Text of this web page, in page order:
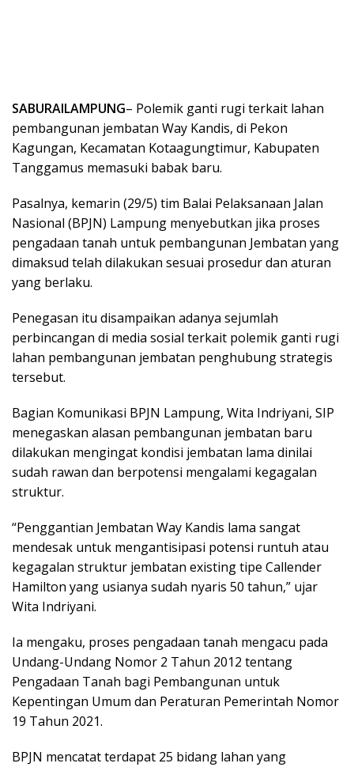
SABURAILAMPUNG– Polemik ganti rugi terkait lahan
pembangunan jembatan Way Kandis, di Pekon
Kagungan, Kecamatan Kotaagungtimur, Kabupaten
Tanggamus memasuki babak baru.
Pasalnya, kemarin (29/5) tim Balai Pelaksanaan Jalan
Nasional (BPJN) Lampung menyebutkan jika proses
pengadaan tanah untuk pembangunan Jembatan yang
dimaksud telah dilakukan sesuai prosedur dan aturan
yang berlaku.
Penegasan itu disampaikan adanya sejumlah
perbincangan di media sosial terkait polemik ganti rugi
lahan pembangunan jembatan penghubung strategis
tersebut.
Bagian Komunikasi BPJN Lampung, Wita Indriyani, SIP
menegaskan alasan pembangunan jembatan baru
dilakukan mengingat kondisi jembatan lama dinilai
sudah rawan dan berpotensi mengalami kegagalan
struktur.
“Penggantian Jembatan Way Kandis lama sangat
mendesak untuk mengantisipasi potensi runtuh atau
kegagalan struktur jembatan existing tipe Callender
Hamilton yang usianya sudah nyaris 50 tahun,” ujar
Wita Indriyani.
Ia mengaku, proses pengadaan tanah mengacu pada
Undang-Undang Nomor 2 Tahun 2012 tentang
Pengadaan Tanah bagi Pembangunan untuk
Kepentingan Umum dan Peraturan Pemerintah Nomor
19 Tahun 2021.
BPJN mencatat terdapat 25 bidang lahan yang